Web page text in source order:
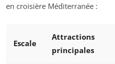
en croisière Méditerranée :
Escale
Attractions
principales